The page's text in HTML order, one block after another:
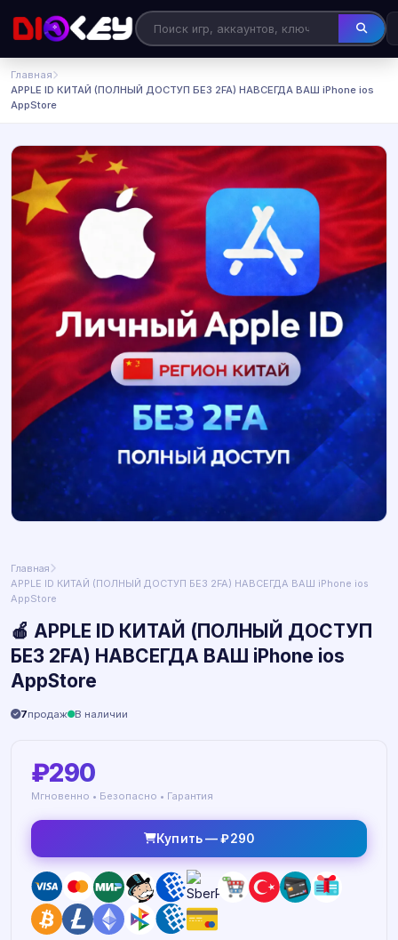
Главная
APPLE ID КИТАЙ (ПОЛНЫЙ ДОСТУП БЕЗ 2FA) НАВСЕГДА ВАШ iPhone ios
AppStore
Главная
APPLE ID КИТАЙ (ПОЛНЫЙ ДОСТУП БЕЗ 2FA) НАВСЕГДА ВАШ iPhone ios
AppStore
🍎 APPLE ID КИТАЙ (ПОЛНЫЙ ДОСТУП
БЕЗ 2FA) НАВСЕГДА ВАШ iPhone ios
AppStore
7продаж В наличии
₽290
Мгновенно • Безопасно • Гарантия
Купить — ₽290